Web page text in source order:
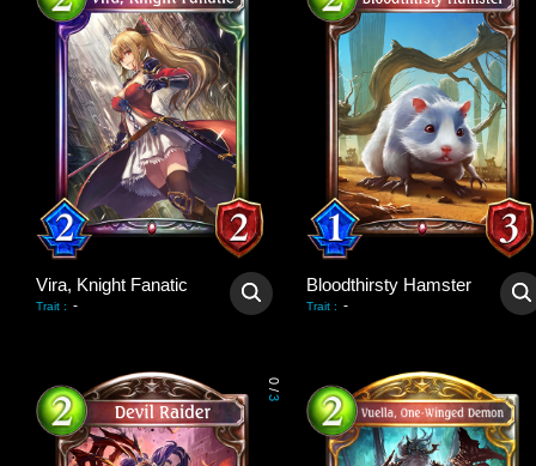
Vira, Knight Fanatic
Trait : -
Bloodthirsty Hamster
Trait : -
0
/
3